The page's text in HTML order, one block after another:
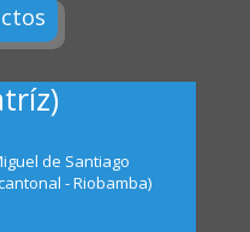
de Santiago
- Riobamba)